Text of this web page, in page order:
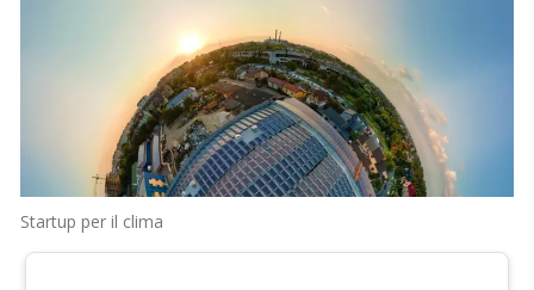
Startup per il clima